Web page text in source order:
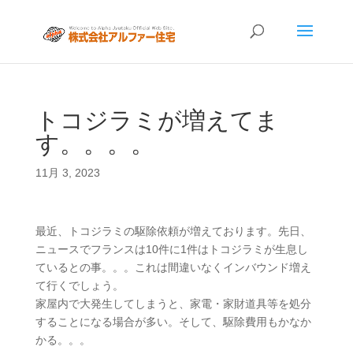
トコジラミが増えてま
す。。。。
11月 3, 2023
最近、トコジラミの駆除依頼が増えております。先日、
ニュースでフランスは10件に1件はトコジラミが生息し
ているとの事。。。これは間違いなくインバウンド増え
て行くでしょう。
家屋内で大発生してしまうと、家電・家財道具等を処分
することになる場合が多い。そして、駆除費用もかなか
かる。。。